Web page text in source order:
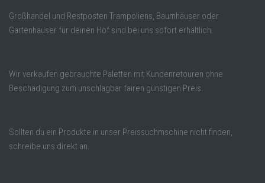
Großhandel und Restposten Trampoliens, Baumhäuser oder
Gartenhäuser für deinen Hof sind bei uns sofort erhältlich.
Wir verkaufen gebrauchte Paletten mit Kundenretouren ohne
Beschädigung zum unschlagbar fairen günstigen Preis.
Sollten du ein Produkte in unser Preissuchmschine nicht finden,
schreibe uns direkt an.